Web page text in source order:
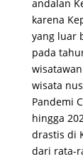
andalan
karena
yang luar
pada
wisata
Pandemi
hingga
drastis di
dari rata-